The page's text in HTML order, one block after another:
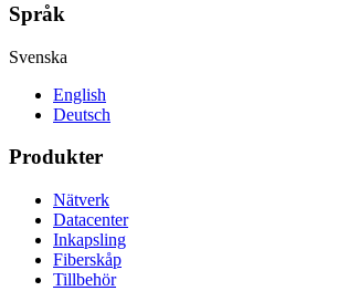
Språk
Svenska
English
Deutsch
Produkter
Nätverk
Datacenter
Inkapsling
Fiberskåp
Tillbehör